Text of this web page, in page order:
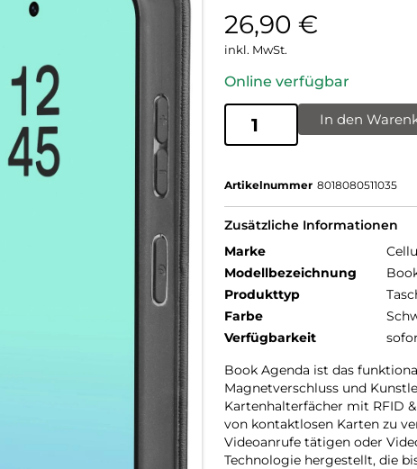
26,90 €
inkl. MwSt.
Online verfügbar
In den
Artikelnummer 8018080511035
Zusätzliche Informationen
Marke
Modellbezeichnung
Produkttyp
Farbe
Verfügbarkeit
Book Agenda ist das
Magnetverschluss und
Kartenhalterfächer mit RFID
von kontaktlosen Karten zu
Videoanrufe tätigen oder
Technologie hergestellt, die